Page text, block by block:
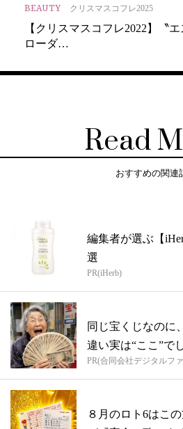
BEAUTY クリスマスコフレ2025
【クリスマスコフレ2022】〝エ
ローダ…
Read
おすすめの関連
編集者が選ぶ【
選
PR(iHerb)
同じ宝くじなのに
違い実は“ここ”で
PR(合同会社デジタルフ
８月のロト6はこ